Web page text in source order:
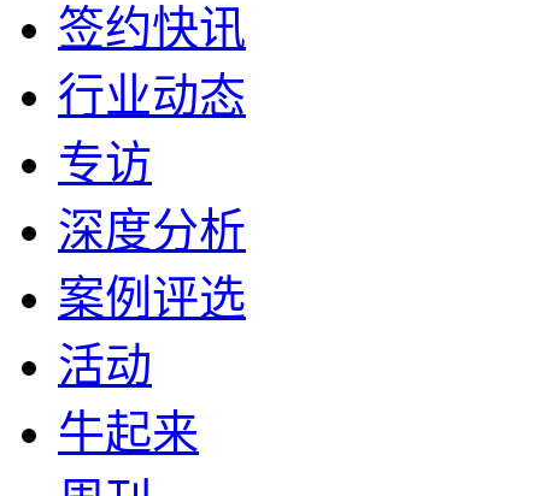
签约快讯
行业动态
专访
深度分析
案例评选
活动
牛起来